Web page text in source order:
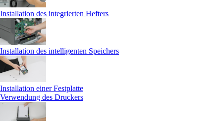
Installation des integrierten Hefters
Installation des intelligenten Speichers
Installation einer Festplatte
Verwendung des Druckers